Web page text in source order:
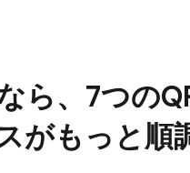
ら、 7つの​
が​もっと​順